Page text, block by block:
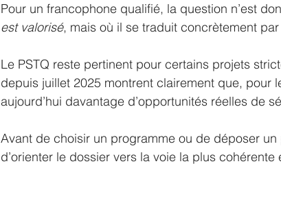
Pour un francophone qualifié, la question n’est
est valorisé, mais où il se traduit concrètement
Le PSTQ reste pertinent pour certains projets
depuis juillet 2025 montrent clairement que, pour
aujourd’hui davantage d’opportunités réelles de
Avant de choisir un programme ou de déposer
d’orienter le dossier vers la voie la plus